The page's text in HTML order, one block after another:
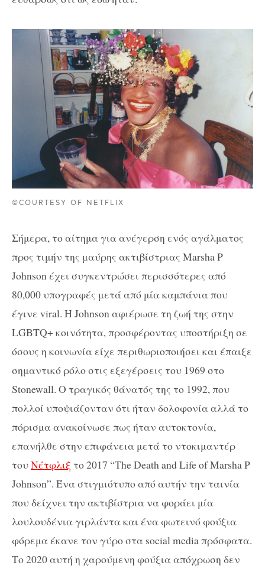
©COURTESY OF NETFLIX
Σήμερα, το αίτημα για ανέγερση ενός αγάλματος
προς τιμήν της μαύρης ακτιβίστριας Marsha P
Johnson έχει συγκεντρώσει περισσότερες από
80,000 υπογραφές μετά από μία καμπάνια που
έγινε viral. Η Johnson αφιέρωσε τη ζωή της στην
LGBTQ+ κοινότητα, προσφέροντας υποστήριξη σε
όσους η κοινωνία είχε περιθωριοποιήσει και έπαιξε
σημαντικό ρόλο στις εξεγέρσεις του 1969 στο
Stonewall. Ο τραγικός θάνατός της το 1992, που
πολλοί υποψιάζονταν ότι ήταν δολοφονία αλλά το
πόρισμα ανακοίνωσε πως ήταν αυτοκτονία,
επανήλθε στην επιφάνεια μετά το ντοκιμαντέρ
του Νέτφλιξ το 2017 “The Death and Life of Marsha P
Johnson”. Ένα στιγμιότυπο από αυτήν την ταινία
που δείχνει την ακτιβίστρια να φοράει μία
λουλουδένια γιρλάντα και ένα φωτεινό φούξια
φόρεμα έκανε τον γύρο στα social media πρόσφατα.
Το 2020 αυτή η χαρούμενη φούξια απόχρωση δεν